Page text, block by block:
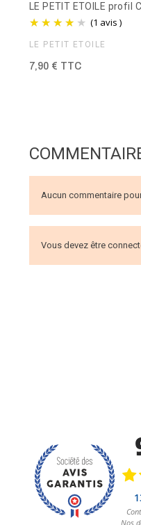
(1 avis )
LE PETIT ÉTOILÉ
7,90 € TTC
Aucun commentaire
Vous devez être